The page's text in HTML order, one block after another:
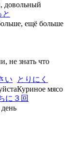
довольный
と
ещё больше
не знать что
い
とりにく
Куриное мясо
に３回
день